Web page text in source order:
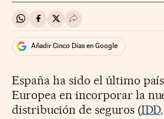
Compartir en Whatsapp
Compartir en Facebook
Compartir en Twitter
Desplegar Redes
Añadir Cinco Días en Google
España ha sido el último
Europea en incorporar la
distribución de seguros (